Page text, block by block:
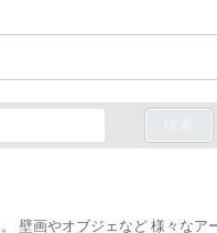
壁画やオブジェなど様々なア